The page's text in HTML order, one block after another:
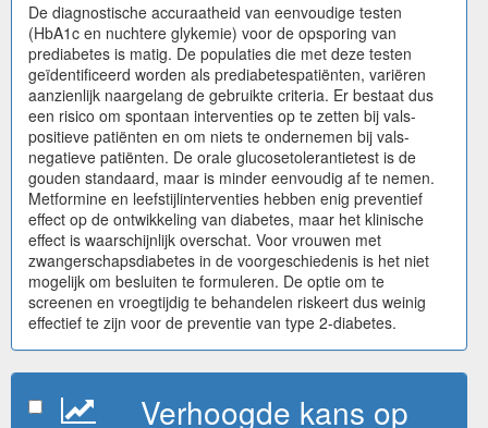
De diagnostische accuraatheid van eenvoudige testen
(HbA1c en nuchtere glykemie) voor de opsporing van
prediabetes is matig. De populaties die met deze testen
geïdentificeerd worden als prediabetespatiënten, variëren
aanzienlijk naargelang de gebruikte criteria. Er bestaat dus
een risico om spontaan interventies op te zetten bij vals-
positieve patiënten en om niets te ondernemen bij vals-
negatieve patiënten. De orale glucosetolerantietest is de
gouden standaard, maar is minder eenvoudig af te nemen.
Metformine en leefstijlinterventies hebben enig preventief
effect op de ontwikkeling van diabetes, maar het klinische
effect is waarschijnlijk overschat. Voor vrouwen met
zwangerschapsdiabetes in de voorgeschiedenis is het niet
mogelijk om besluiten te formuleren. De optie om te
screenen en vroegtijdig te behandelen riskeert dus weinig
effectief te zijn voor de preventie van type 2-diabetes.
Verhoogde kans op